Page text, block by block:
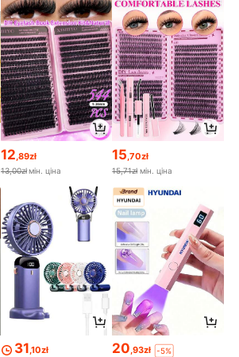
12 ,89zł
13,00złмін. ціна
15 ,70zł
15,71zł мін. ціна
31,10zł 20,93zł
-5%